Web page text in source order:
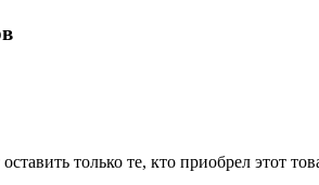
только те, кто приобрел этот